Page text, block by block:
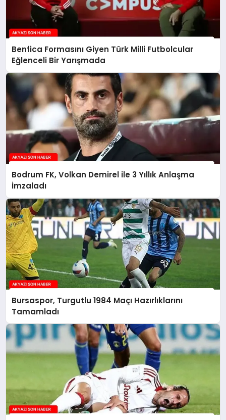
Benfica Formasını Giyen Türk Milli Futbolcular
Eğlenceli Bir Yarışmada
Bodrum FK, Volkan Demirel ile 3 Yıllık Anlaşma
İmzaladı
Bursaspor, Turgutlu 1984 Maçı Hazırlıklarını
Tamamladı